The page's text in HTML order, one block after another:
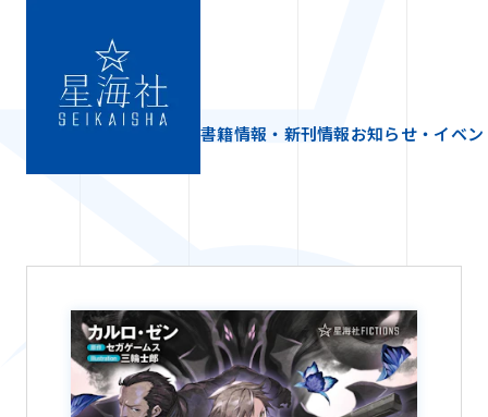
書籍情報・新刊情報お知らせ・イベン